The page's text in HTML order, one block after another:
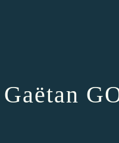
Gaëtan